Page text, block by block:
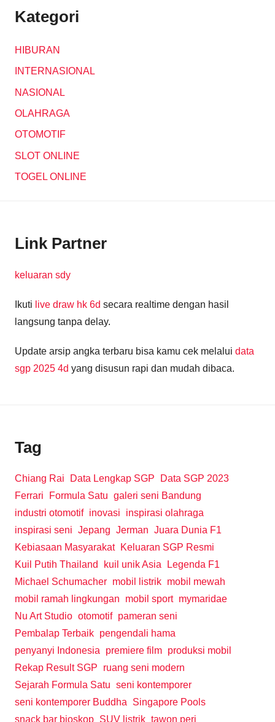
Kategori
HIBURAN
INTERNASIONAL
NASIONAL
OLAHRAGA
OTOMOTIF
SLOT ONLINE
TOGEL ONLINE
Link Partner
keluaran sdy
Ikuti live draw hk 6d secara realtime dengan hasil
langsung tanpa delay.
Update arsip angka terbaru bisa kamu cek melalui data
sgp 2025 4d yang disusun rapi dan mudah dibaca.
Tag
Chiang Rai Data Lengkap SGP
Data SGP 2023
Ferrari
Formula Satu galeri seni Bandung
industri otomotif inovasi
inspirasi olahraga
inspirasi seni Jepang Jerman Juara Dunia F1
Kebiasaan Masyarakat
Keluaran SGP Resmi
Kuil Putih Thailand
kuil unik Asia
Legenda F1
Michael Schumacher mobil listrik mobil mewah
mobil ramah lingkungan
mobil sport mymaridae
Nu Art Studio otomotif pameran seni
Pembalap Terbaik pengendali hama
penyanyi Indonesia
premiere film produksi mobil
Rekap Result SGP
ruang seni modern
Sejarah Formula Satu seni kontemporer
seni kontemporer Buddha
Singapore Pools
snack bar bioskop SUV listrik tawon peri